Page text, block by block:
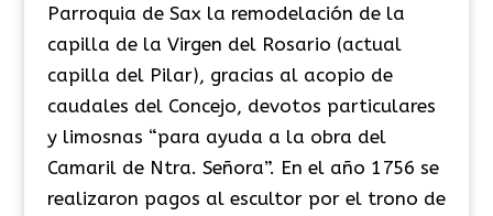
Parroquia de Sax la remodelación de la
capilla de la Virgen del Rosario (actual
capilla del Pilar), gracias al acopio de
caudales del Concejo, devotos particulares
y limosnas “para ayuda a la obra del
Camaril de Ntra. Señora”. En el año 1756 se
realizaron pagos al escultor por el trono de